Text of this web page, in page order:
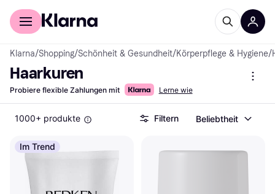
Für Shopper
Klarna/Shopping/Schönheit & Gesundheit/Körperpflege & Hygiene/
Haarkuren
Probiere flexible Zahlungen mit Lerne wie
1000+ produkte Filtern Beliebtheit
Im Trend